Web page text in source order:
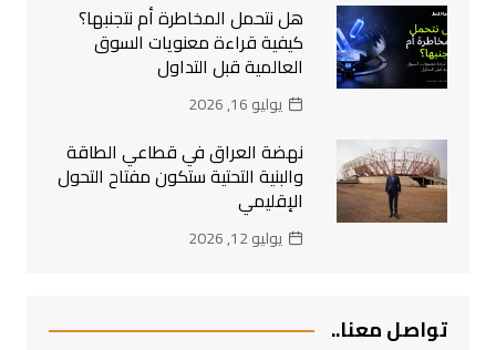
هل نتحمل المخاطرة أم نتجنبها؟
كيفية قراءة معنويات السوق
العالمية قبل التداول
يوليو 16, 2026
نهضة العراق في قطاعي الطاقة
والبنية التحتية ستكون مفتاح التحول
الإقليمي
يوليو 12, 2026
تواصل معنا..